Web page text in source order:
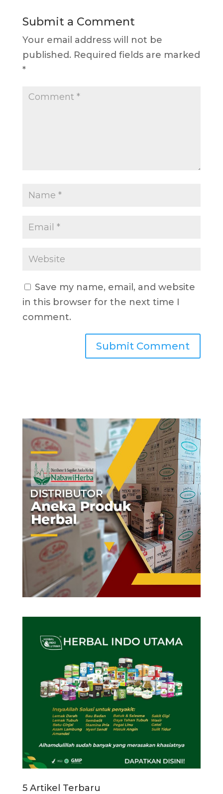
Submit a Comment
Your email address will not be
published. Required fields are marked
*
Save my name, email, and website
in this browser for the next time I
comment.
5 Artikel Terbaru